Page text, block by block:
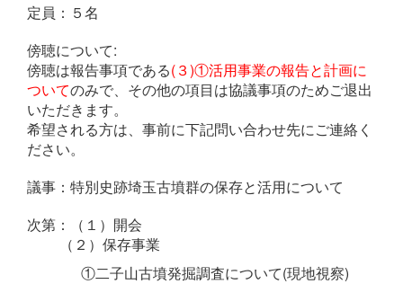
定員：５名
傍聴について:
傍聴は報告事項である(３)①活用事業の報告と計画に
ついてのみで、その他の項目は協議事項のためご退出
いただきます。
希望される方は、事前に下記問い合わせ先にご連絡く
ださい。
議事：特別史跡埼玉古墳群の保存と活用について
次第：（１）開会
（２）保存事業
①二子山古墳発掘調査について(現地視察)